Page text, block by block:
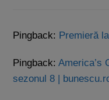
Pingback: Premieră
Pingback:America’s
sezonul 8 |